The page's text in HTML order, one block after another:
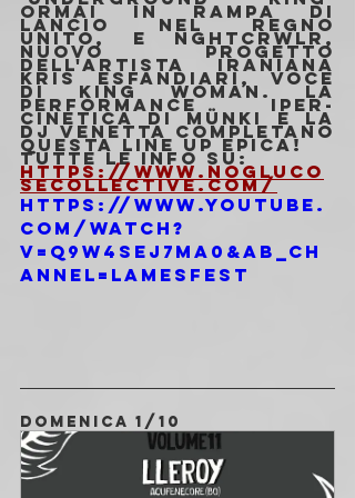
ormai in rampa di
lancio nel Regno
Unito, e NGHTCRWLR,
nuovo progetto
dell'artista iraniana
Kris Esfandiari, voce
di King Woman. La
performance iper-
cinetica di münki e la
dj Venetta completano
questa line up EPICA!
Tutte le info su:
https://www.nogluco
secollective.com/
https://www.youtube.
com/watch?
v=q9w4SEj7mA0&ab_ch
annel=Lamesfest
DOMENICA 1/10